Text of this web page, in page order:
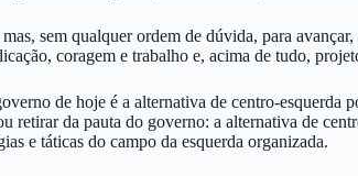
sem qualquer ordem de dúvida, para
coragem e trabalho e, acima de tudo,
de hoje é a alternativa de centro-
retirar da pauta do governo: a alternativa de
e táticas do campo da esquerda organizada.